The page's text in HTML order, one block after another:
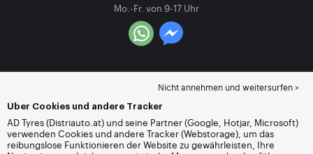
Mo.-Fr. von 9-17 Uhr
Nicht annehmen und weitersurfen >
Über Cookies und andere Tracker
AD Tyres (Distriauto.at) und seine Partner (Google, Hotjar, Microsoft)
verwenden Cookies und andere Tracker (Webstorage), um das
reibungslose Funktionieren der Website zu gewährleisten, Ihre